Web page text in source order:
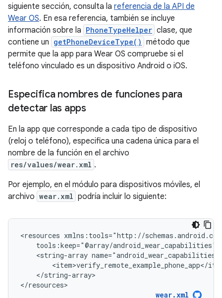
siguiente sección, consulta la referencia de la API de
Wear OS. En esa referencia, también se incluye
información sobre la PhoneTypeHelper clase, que
contiene un getPhoneDeviceType() método que
permite que la app para Wear OS compruebe si el
teléfono vinculado es un dispositivo Android o iOS.
Especifica nombres de funciones para
detectar las apps
En la app que corresponde a cada tipo de dispositivo
(reloj o teléfono), especifica una cadena única para el
nombre de la función en el archivo
res/values/wear.xml .
Por ejemplo, en el módulo para dispositivos móviles, el
archivo wear.xml podría incluir lo siguiente:
<resources
<string-array
</string-array>
</resources>
wear.xml